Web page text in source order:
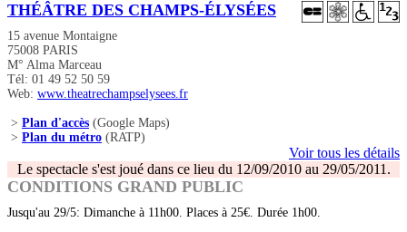
THÉÂTRE DES CHAMPS-ÉLYSÉES
15 avenue Montaigne
75008 PARIS
M° Alma Marceau
Tél: 01 49 52 50 59
Web: www.theatrechampselysees.fr
> Plan d'accès (Google Maps)
> Plan du métro (RATP)
Voir tous les détails
Le spectacle s'est joué dans ce lieu du 12/09/2010 au 29/05/2011.
CONDITIONS GRAND PUBLIC
Jusqu'au 29/5: Dimanche à 11h00. Places à 25€. Durée 1h00.